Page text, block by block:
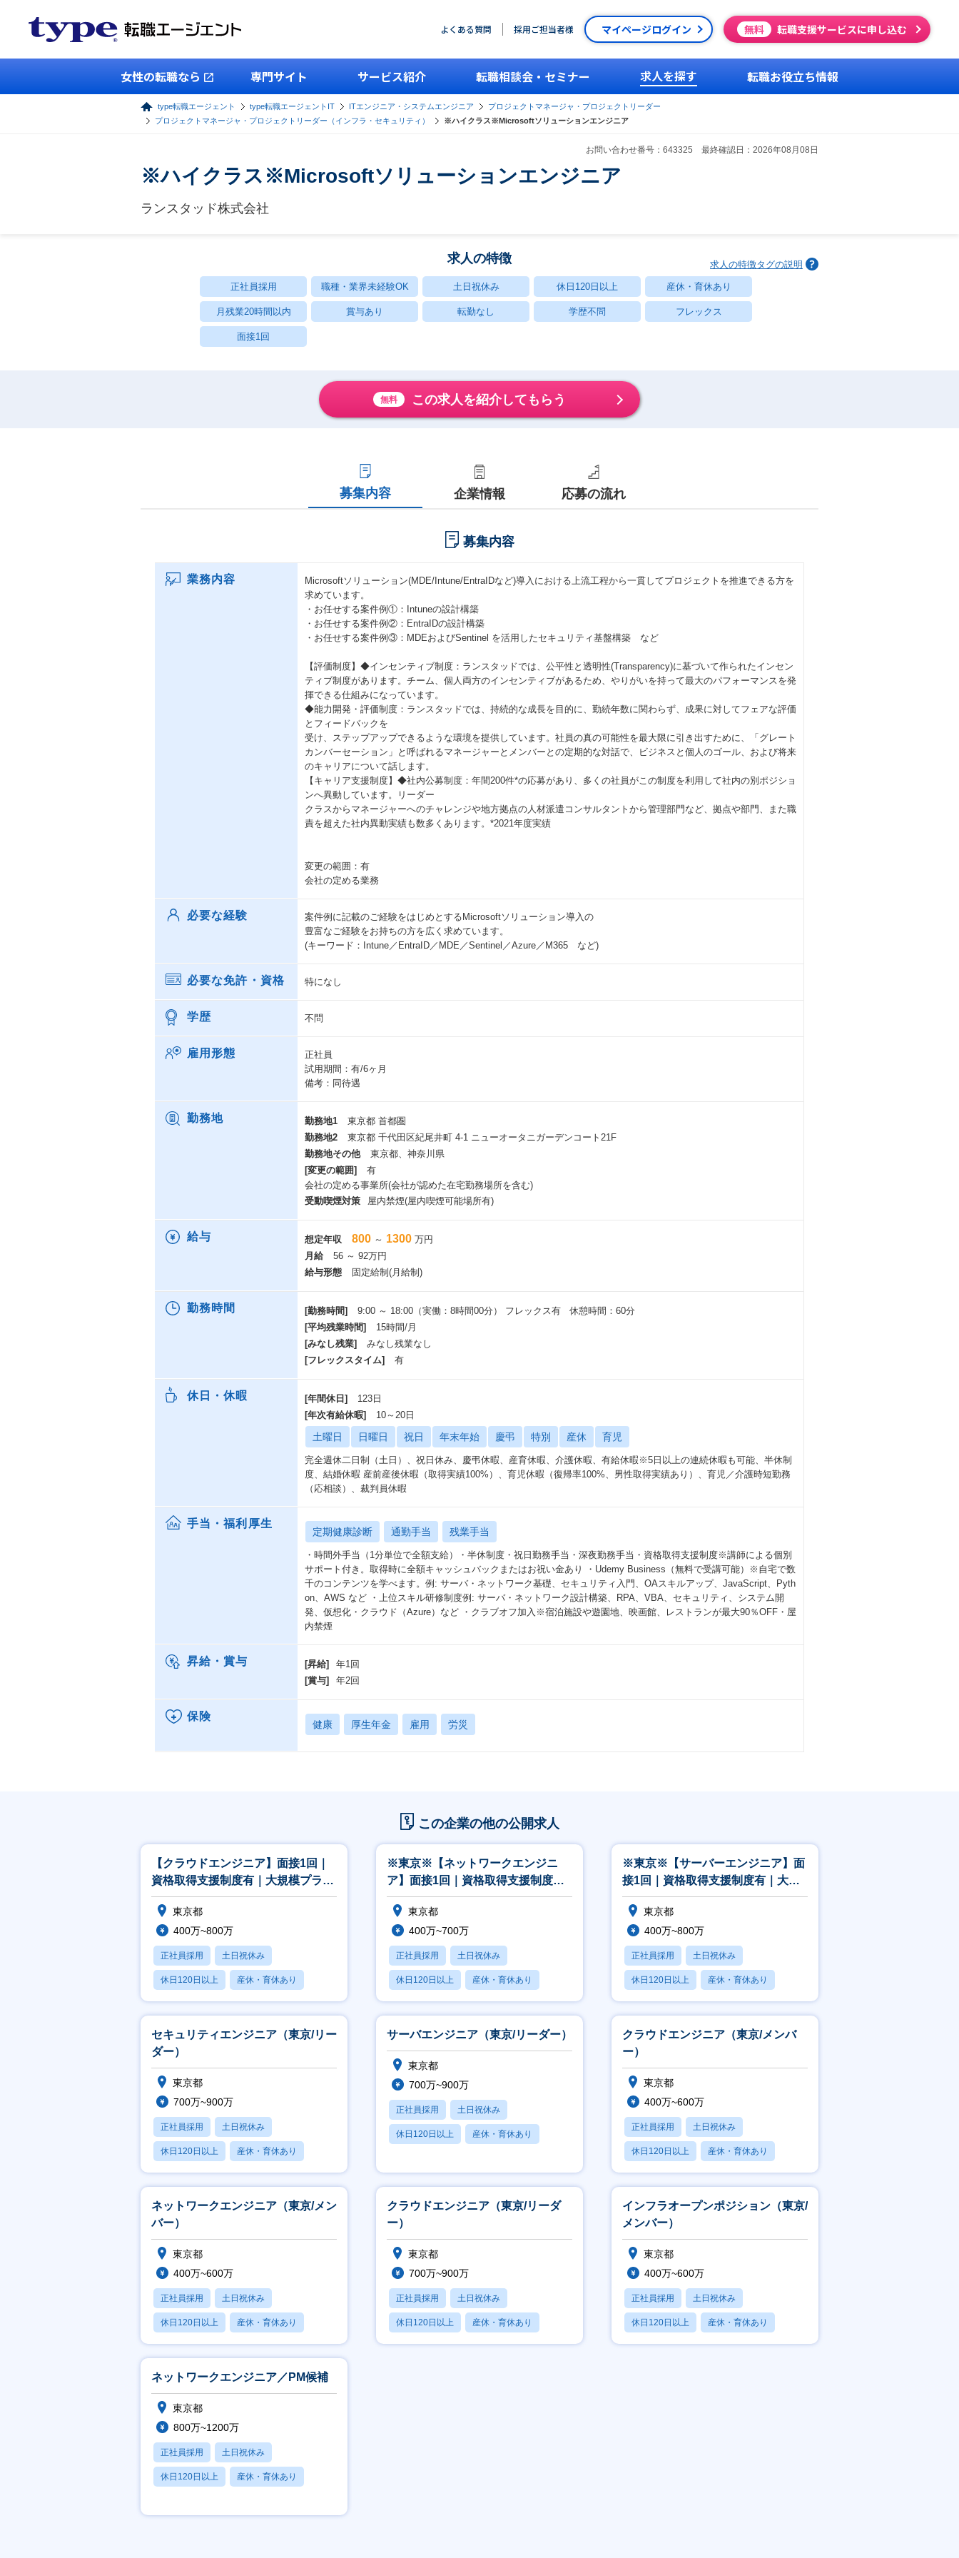
よくある質問 採用ご担当者様 マイページログイン 無料 転職支援サービスに申し込む
女性の転職なら 専門サイト サービス紹介 転職相談会・セミナー 求人を探す 転職お役立ち情報
type転職エージェント type転職エージェントIT ITエンジニア・システムエンジニア
プロジェクトマネージャ・プロジェクトリーダー
プロジェクトマネージャ・プロジェクトリーダー（インフラ・セキュリティ）
※ハイクラス※Microsoftソリューションエンジニア
お問い合わせ番号：643325 最終確認日：2026年08月08日
※ハイクラス※Microsoftソリューションエンジニア
ランスタッド株式会社
求人の特徴 求人の特徴タグの説明
正社員採用 職種・業界未経験OK 土日祝休み 休日120日以上 産休・育休あり
月残業20時間以内 賞与あり 転勤なし 学歴不問 フレックス
面接1回
無料 この求人を紹介してもらう
募集内容 企業情報 応募の流れ
募集内容
業務内容
Microsoftソリューション(MDE/Intune/EntraIDなど)導入における上流工程から一貫してプロジェクトを推進できる方を
求めています。
・お任せする案件例①：Intuneの設計構築
・お任せする案件例②：EntraIDの設計構築
・お任せする案件例③：MDEおよびSentinel を活用したセキュリティ基盤構築 など
【評価制度】◆インセンティブ制度：ランスタッドでは、公平性と透明性(Transparency)に基づいて作られたインセン
ティブ制度があります。チーム、個人両方のインセンティブがあるため、やりがいを持って最大のパフォーマンスを発
揮できる仕組みになっています。
◆能力開発・評価制度：ランスタッドでは、持続的な成長を目的に、勤続年数に関わらず、成果に対してフェアな評価
とフィードバックを
受け、ステップアップできるような環境を提供しています。社員の真の可能性を最大限に引き出すために、「グレート
カンバーセーション」と呼ばれるマネージャーとメンバーとの定期的な対話で、ビジネスと個人のゴール、および将来
のキャリアについて話します。
【キャリア支援制度】◆社内公募制度：年間200件*の応募があり、多くの社員がこの制度を利用して社内の別ポジショ
ンへ異動しています。リーダー
クラスからマネージャーへのチャレンジや地方拠点の人材派遣コンサルタントから管理部門など、拠点や部門、また職
責を超えた社内異動実績も数多くあります。*2021年度実績
変更の範囲：有
会社の定める業務
必要な経験
案件例に記載のご経験をはじめとするMicrosoftソリューション導入の
豊富なご経験をお持ちの方を広く求めています。
(キーワード：Intune／EntraID／MDE／Sentinel／Azure／M365 など)
必要な免許・資格 特になし
学歴 不問
雇用形態
正社員
試用期間：有/6ヶ月
備考：同待遇
勤務地 勤務地1
東京都 首都圏
勤務地2
東京都 千代田区紀尾井町 4-1 ニューオータニガーデンコート21F
勤務地その他
東京都、神奈川県
[変更の範囲]
有
会社の定める事業所(会社が認めた在宅勤務場所を含む)
受動喫煙対策
屋内禁煙(屋内喫煙可能場所有)
給与 想定年収 800 ～ 1300 万円
月給
56 ～ 92万円
給与形態
固定給制(月給制)
勤務時間 [勤務時間]
9:00 ～ 18:00（実働：8時間00分） フレックス有 休憩時間：60分
[平均残業時間]
15時間/月
[みなし残業]
みなし残業なし
[フレックスタイム]
有
休日・休暇 [年間休日]
123日
[年次有給休暇]
10～20日
土曜日 日曜日 祝日 年末年始 慶弔 特別 産休 育児
完全週休二日制（土日）、祝日休み、慶弔休暇、産育休暇、介護休暇、有給休暇※5日以上の連続休暇も可能、半休制
度、結婚休暇 産前産後休暇（取得実績100%）、育児休暇（復帰率100%、男性取得実績あり）、育児／介護時短勤務
（応相談）、裁判員休暇
手当・福利厚生
定期健康診断 通勤手当 残業手当
・時間外手当（1分単位で全額支給）・半休制度・祝日勤務手当・深夜勤務手当・資格取得支援制度※講師による個別
サポート付き。取得時に全額キャッシュバックまたはお祝い金あり ・Udemy Business（無料で受講可能）※自宅で数
千のコンテンツを学べます。例: サーバ・ネットワーク基礎、セキュリティ入門、OAスキルアップ、JavaScript、Pyth
on、AWS など ・上位スキル研修制度例: サーバ・ネットワーク設計構築、RPA、VBA、セキュリティ、システム開
発、仮想化・クラウド（Azure）など ・クラブオフ加入※宿泊施設や遊園地、映画館、レストランが最大90％OFF・屋
内禁煙
昇給・賞与 [昇給]
年1回
[賞与]
年2回
保険
健康 厚生年金 雇用 労災
この企業の他の公開求人
【クラウドエンジニア】面接1回｜
資格取得支援制度有｜大規模プライ
ム案件に携わる
東京都
400万~800万
正社員採用 土日祝休み
休日120日以上 産休・育休あり
月残業20時間以内
※東京※【ネットワークエンジニ
ア】面接1回｜資格取得支援制度有
｜大規模案件に携わる
東京都
400万~700万
正社員採用 土日祝休み
休日120日以上 産休・育休あり
月残業20時間以内
※東京※【サーバーエンジニア】面
接1回｜資格取得支援制度有｜大規
模案件に携わる
東京都
400万~800万
正社員採用 土日祝休み
休日120日以上 産休・育休あり
月残業20時間以内
セキュリティエンジニア（東京/リー
ダー）
東京都
700万~900万
正社員採用 土日祝休み
休日120日以上 産休・育休あり
月残業20時間以内
サーバエンジニア（東京/リーダー）
東京都
700万~900万
正社員採用 土日祝休み
休日120日以上 産休・育休あり
クラウドエンジニア（東京/メンバ
ー）
東京都
400万~600万
正社員採用 土日祝休み
休日120日以上 産休・育休あり
月残業20時間以内
ネットワークエンジニア（東京/メン
バー）
東京都
400万~600万
正社員採用 土日祝休み
休日120日以上 産休・育休あり
月残業20時間以内
クラウドエンジニア（東京/リーダ
ー）
東京都
700万~900万
正社員採用 土日祝休み
休日120日以上 産休・育休あり
月残業20時間以内
インフラオープンポジション（東京/
メンバー）
東京都
400万~600万
正社員採用 土日祝休み
休日120日以上 産休・育休あり
月残業20時間以内
ネットワークエンジニア／PM候補
東京都
800万~1200万
正社員採用 土日祝休み
休日120日以上 産休・育休あり